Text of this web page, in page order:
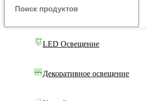
LED Освещение
Декоративное освещение